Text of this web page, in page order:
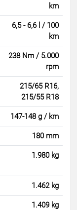
km
6,5 - 6,6 l / 100
km
238 Nm / 5.000
rpm
215/65 R16,
215/55 R18
147-148 g / km
180 mm
1.980 kg
1.462 kg
1.409 kg